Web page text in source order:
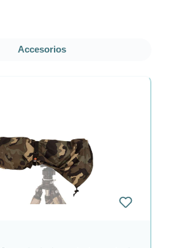
productos
Accesorios